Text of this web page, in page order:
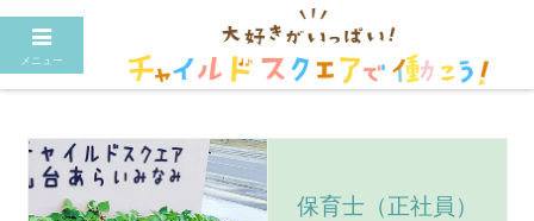
保育士（正社員）
メニュー